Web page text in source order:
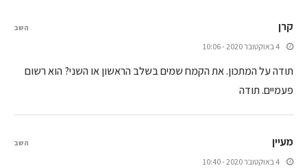
קרן
4 באוקטובר 2020 - 10:06
תודה על המתכון. את הקמח שמים בשלב הראשון או השני? הוא רשום
פעמיים. תודה
השב
מעיין
4 באוקטובר 2020 - 10:40
השב